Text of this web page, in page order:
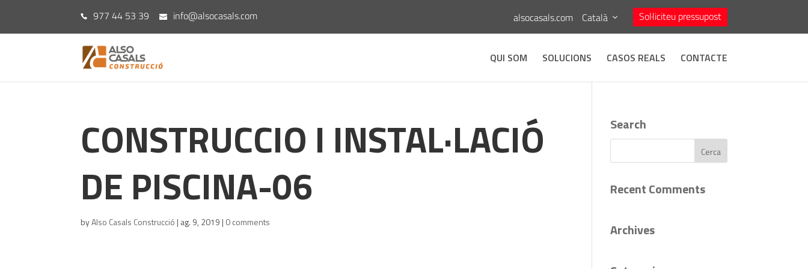
977 44 53 39 info@alsocasals.com alsocasals.com Sol·liciteu pressupost
Català
QUI SOM SOLUCIONS CASOS REALS CONTACTE
CONSTRUCCIO I INSTAL·LACIÓ
DE PISCINA-06
byAlso Casals Construcció | ag. 9, 2019 | 0 comments
Search
Recent Comments
Archives